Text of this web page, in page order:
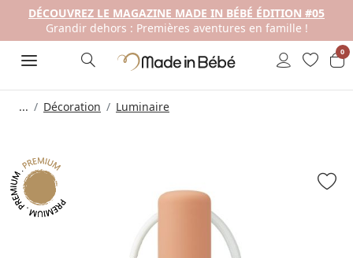
DÉCOUVREZ LE MAGAZINE MADE IN BÉBÉ ÉDITION #05
Grandir dehors : Premières aventures en famille !
0
... Décoration Luminaire